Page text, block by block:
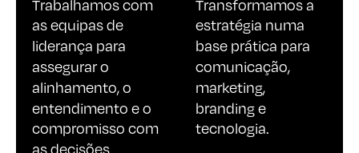
estratégia numa
base prática para
comunicação,
marketing,
branding e
tecnologia.
as equipas de
liderança para
assegurar o
alinhamento, o
entendimento e o
compromisso com
as decisões
tomadas.